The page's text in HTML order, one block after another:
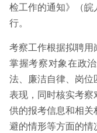
检工作的通知》（皖
行。
考察工作根据拟聘用
掌握考察对象在政
法、廉洁自律、岗位
表现，同时核实考察
供的报考信息和相关
避的情形等方面的情